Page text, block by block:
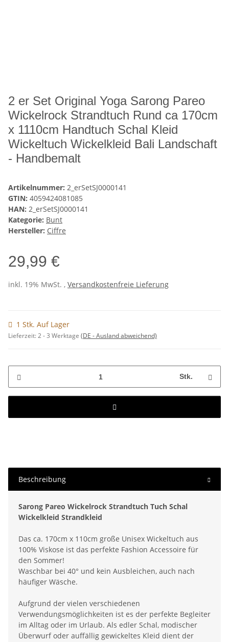
2 er Set Original Yoga Sarong Pareo
Wickelrock Strandtuch Rund ca 170cm
x 1110cm Handtuch Schal Kleid
Wickeltuch Wickelkleid Bali Landschaft
- Handbemalt
Artikelnummer: 2_erSetSJ0000141
GTIN: 4059424081085
HAN: 2_erSetSJ0000141
Kategorie: Bunt
Hersteller: Ciffre
29,99 €
inkl. 19% MwSt. , Versandkostenfreie Lieferung
1 Stk. Auf Lager
Lieferzeit:2 - 3 Werktage (DE - Ausland abweichend)
Stk.
Beschreibung
Sarong Pareo Wickelrock Strandtuch Tuch Schal
Wickelkleid Strandkleid
Das ca. 170cm x 110cm große Unisex Wickeltuch aus
100% Viskose ist das perfekte Fashion Accessoire für
den Sommer!
Waschbar bei 40° und kein Ausbleichen, auch nach
häufiger Wäsche.
Aufgrund der vielen verschiedenen
Verwendungsmöglichkeiten ist es der perfekte Begleiter
im Alltag oder im Urlaub. Als edler Schal, modischer
Überwurf oder auffällig gewickeltes Kleid dient der